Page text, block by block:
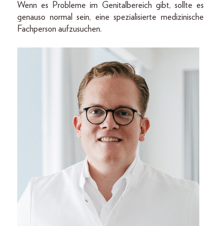
Wenn es Probleme im Genitalbereich gibt, sollte es
genauso normal sein, eine spezialisierte medizinische
Fachperson aufzusuchen.